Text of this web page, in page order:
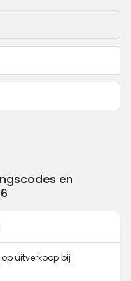
en
uitverkoop bij